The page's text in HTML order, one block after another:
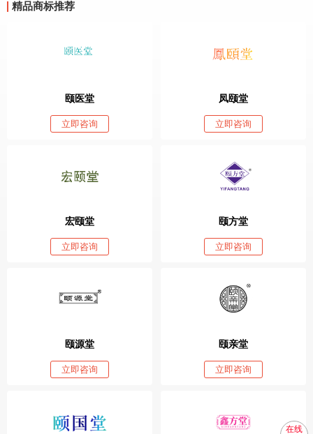
精品商标推荐
颐医堂
立即咨询
凤颐堂
立即咨询
宏颐堂
立即咨询
颐方堂
立即咨询
颐源堂
立即咨询
颐亲堂
立即咨询
在线